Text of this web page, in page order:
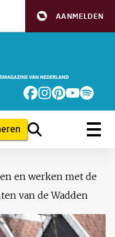
AANMELDEN
en werken met de
van de Wadden